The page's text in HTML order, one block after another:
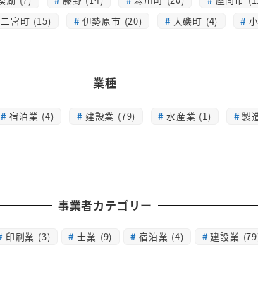
二宮町 (15) 伊勢原市 (20) 大磯町 (4)
業種
宿泊業 (4) 建設業 (79) 水産業 (1) 製
事業者カテゴリー
印刷業 (3) 士業 (9) 宿泊業 (4) 建設業